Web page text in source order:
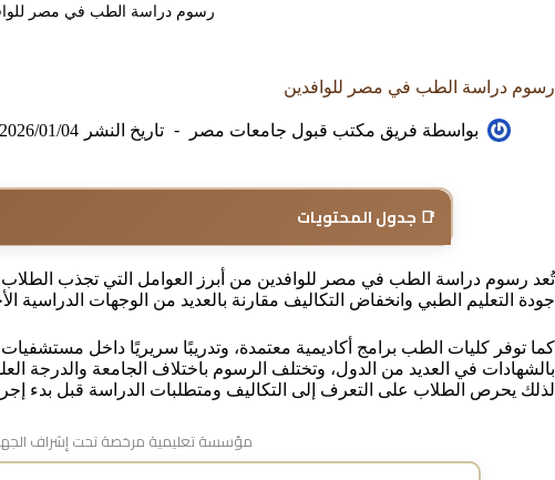
رسوم دراسة الطب في مصر
رسوم دراسة الطب في مصر للوافدين
بواسطة فريق مكتب قبول جامعات مصر تاريخ النشر 2026/01/04
📑 جدول المحتويات
تُعد رسوم دراسة الطب في مصر للوافدين من أبرز العوامل التي تجذب الطلاب
جودة التعليم الطبي وانخفاض التكاليف مقارنة بالعديد من الوجهات الدراسية
كما توفر كليات الطب برامج أكاديمية معتمدة، وتدريبًا سريريًا داخل
بالشهادات في العديد من الدول، وتختلف الرسوم باختلاف الجامعة والدرجة
لذلك يحرص الطلاب على التعرف إلى التكاليف ومتطلبات الدراسة قبل بدء
مؤسسة تعليمية مرخصة تحت إشراف